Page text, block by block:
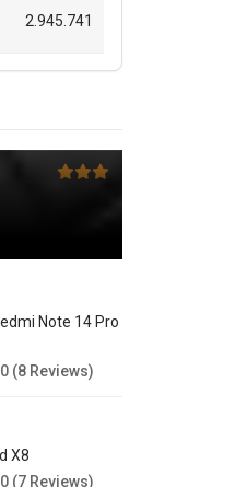
2.945.741
Note 14 Pro
(8 Reviews)
X8
(7 Reviews)